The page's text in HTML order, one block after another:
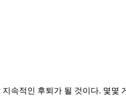
속적인 후퇴가 될 것이다. 몇